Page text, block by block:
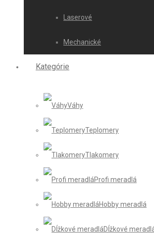
Laserové
Mechanické
Kategórie
Váhy
Teplomery
Tlakomery
Profi meradlá
Hobby meradlá
Dĺžkové